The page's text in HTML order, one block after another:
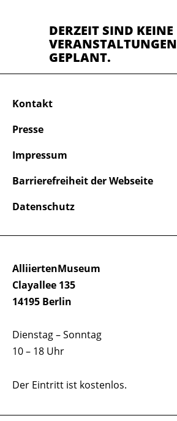
DERZEIT SIND KEINE
VERANSTALTUNGEN
GEPLANT.
AlliiertenMuseum
Clayallee 135
14195 Berlin
Dienstag – Sonntag
10 – 18 Uhr
Der Eintritt ist kostenlos.
Kontakt
Presse
Impressum
Barrierefreiheit der Webseite
Datenschutz